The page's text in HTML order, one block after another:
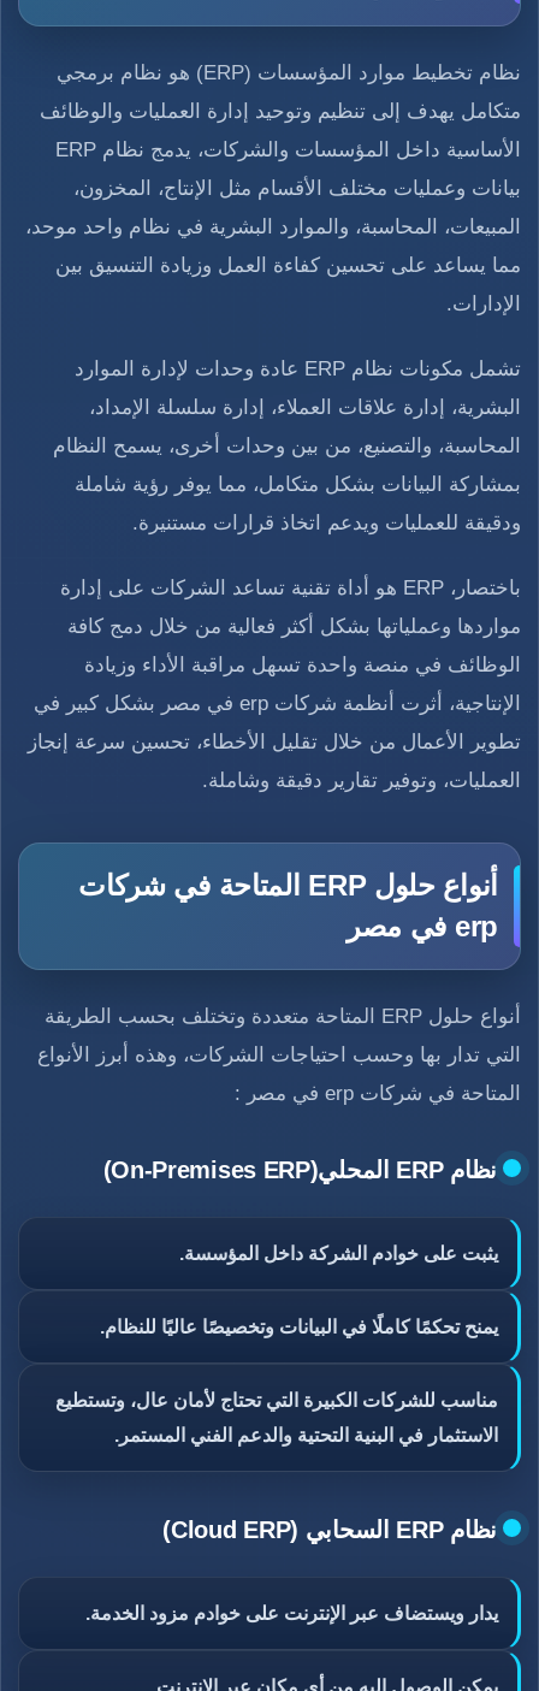
نظام تخطيط موارد المؤسسات (ERP) هو نظام برمجي
متكامل يهدف إلى تنظيم وتوحيد إدارة العمليات والوظائف
الأساسية داخل المؤسسات والشركات، يدمج نظام ERP
بيانات وعمليات مختلف الأقسام مثل الإنتاج، المخزون،
المبيعات، المحاسبة، والموارد البشرية في نظام واحد موحد،
مما يساعد على تحسين كفاءة العمل وزيادة التنسيق بين
الإدارات.
تشمل مكونات نظام ERP عادة وحدات لإدارة الموارد
البشرية، إدارة علاقات العملاء، إدارة سلسلة الإمداد،
المحاسبة، والتصنيع، من بين وحدات أخرى، يسمح النظام
بمشاركة البيانات بشكل متكامل، مما يوفر رؤية شاملة
ودقيقة للعمليات ويدعم اتخاذ قرارات مستنيرة.
باختصار، ERP هو أداة تقنية تساعد الشركات على إدارة
مواردها وعملياتها بشكل أكثر فعالية من خلال دمج كافة
الوظائف في منصة واحدة تسهل مراقبة الأداء وزيادة
الإنتاجية، أثرت أنظمة شركات erp في مصر بشكل كبير في
تطوير الأعمال من خلال تقليل الأخطاء، تحسين سرعة إنجاز
العمليات، وتوفير تقارير دقيقة وشاملة.
أنواع حلول ERP المتاحة في شركات
erp في مصر
أنواع حلول ERP المتاحة متعددة وتختلف بحسب الطريقة
التي تدار بها وحسب احتياجات الشركات، وهذه أبرز الأنواع
المتاحة في شركات erp في مصر :
نظام ERP المحلي(On-Premises ERP)
يثبت على خوادم الشركة داخل المؤسسة.
يمنح تحكمًا كاملًا في البيانات وتخصيصًا عاليًا للنظام.
مناسب للشركات الكبيرة التي تحتاج لأمان عال، وتستطيع
الاستثمار في البنية التحتية والدعم الفني المستمر.
نظام ERP السحابي (Cloud ERP)
يدار ويستضاف عبر الإنترنت على خوادم مزود الخدمة.
يمكن الوصول إليه من أي مكان عبر الإنترنت.